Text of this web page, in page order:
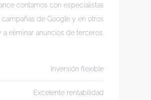
contamos con especialistas
de Google y en otros
eliminar anuncios de terceros.
Inversión flexible
Excelente rentabilidad